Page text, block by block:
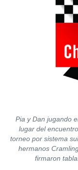
Pia y Dan jugando
lugar del
torneo por sistema
hermanos
firmaron